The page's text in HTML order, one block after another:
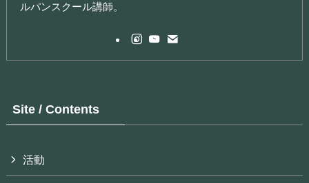
ルパンスクール講師。
Site / Contents
活動